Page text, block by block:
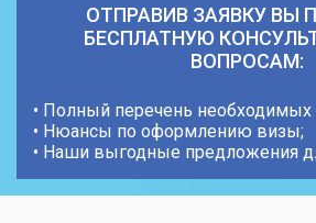
ОТПРАВИВ ЗАЯВКУ ВЫ
БЕСПЛАТНУЮ
ВОПРОСАМ:
• Полный перечень
• Нюансы по оформлению визы;
• Наши выгодные предложения